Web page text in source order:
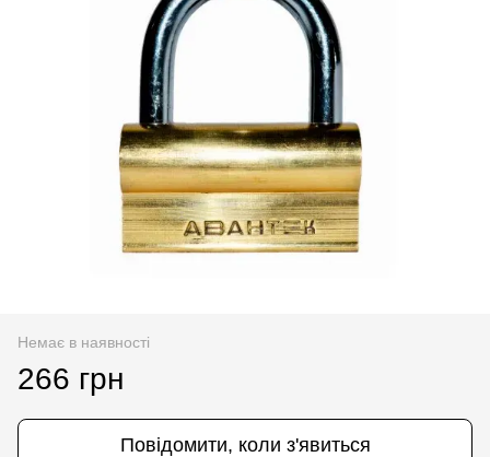
Немає в наявності
266 грн
Повідомити, коли з'явиться